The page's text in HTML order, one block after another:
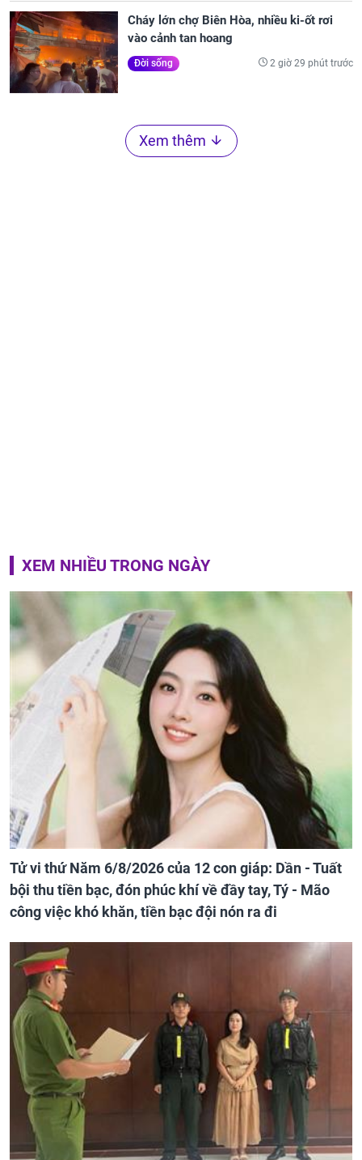
Cháy lớn chợ Biên Hòa, nhiều ki-ốt rơi
vào cảnh tan hoang
Đời sống 2 giờ 29 phút trước
Xem thêm
XEM NHIỀU TRONG NGÀY
Tử vi thứ Năm 6/8/2026 của 12 con giáp: Dần - Tuất
bội thu tiền bạc, đón phúc khí về đầy tay, Tý - Mão
công việc khó khăn, tiền bạc đội nón ra đi